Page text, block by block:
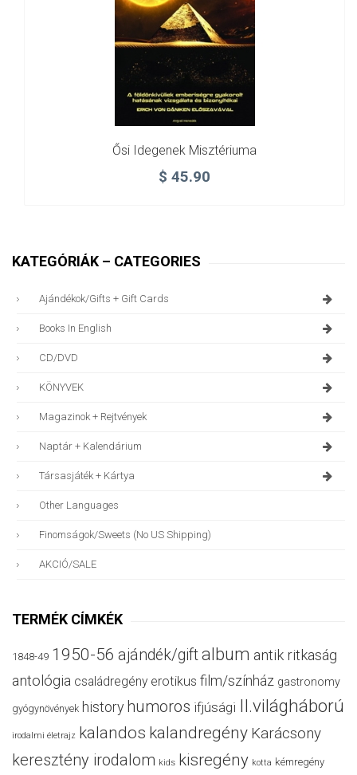
Ősi Idegenek Misztériuma
$ 45.90
KATEGÓRIÁK – CATEGORIES
Ajándékok/gifts + Gift Cards
Books In English
CD/DVD
KÖNYVEK
Magazinok + Rejtvények
Naptár + Kalendárium
Társasjáték + Kártya
Other Languages
Finomságok/sweets (no US Shipping)
AKCIÓ/SALE
TERMÉK CÍMKÉK
1848-49 1950-56 ajándék/giftalbum antik ritkaság
antológia családregény erotikus film/színház gastronomy
gyógynövények history humoros ifjúsági II.világháború
irodalmi életrajz kalandos kalandregény Karácsony
keresztény irodalom kids kisregény kotta kémregény